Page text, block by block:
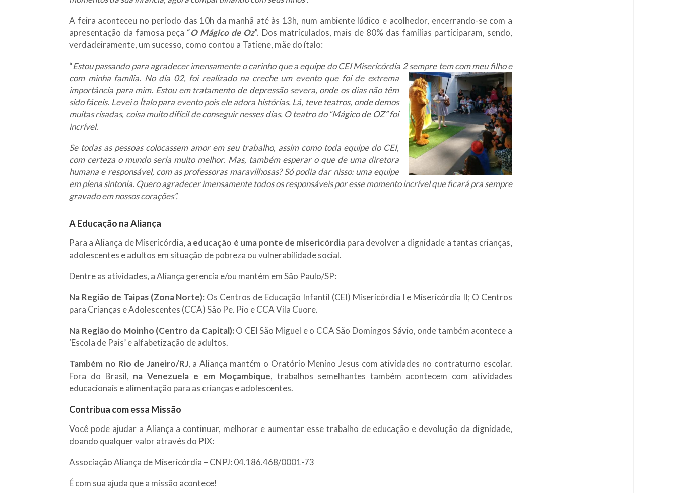
A feira aconteceu no período das 10h da manhã até às 13h, num ambiente lúdico e acolhedor, encerrando-se com a
apresentação da famosa peça “O Mágico de Oz”. Dos matriculados, mais de 80% das famílias participaram, sendo,
verdadeiramente, um sucesso, como contou a Tatiene, mãe do ítalo:
“Estou passando para agradecer imensamente o carinho que a equipe do CEI Misericórdia 2 sempre tem com meu filho e
com minhafamília. No dia 02, foi realizado na creche um evento que foi de extrema
importância para mim. Estou em tratamento de depressão severa, onde os dias não têm
sido fáceis. Levei o Ítalo para evento pois ele adora histórias. Lá, teve teatros, onde demos
muitas risadas, coisa muito difícil de conseguir nesses dias. O teatro do “Mágico de OZ” foi
incrível.
Se todas as pessoas colocassem amor em seu trabalho, assim como toda equipe do CEI,
com certeza o mundo seria muito melhor. Mas, também esperar o que de uma diretora
humana e responsável, com as professoras maravilhosas? Só podia dar nisso: uma equipe
em plena sintonia. Quero agradecer imensamente todos os responsáveis por esse momento incrível que ficará pra sempre
gravado em nossos corações”.
A Educação na Aliança
Para a Aliança de Misericórdia, a educação é uma ponte de misericórdia para devolver a dignidade a tantas crianças,
adolescentes e adultos em situação de pobreza ou vulnerabilidade social.
Dentre as atividades, a Aliança gerencia e/ou mantém em São Paulo/SP:
Na Região de Taipas (Zona Norte): Os Centros de Educação Infantil (CEI) Misericórdia I e Misericórdia II; O Centros
para Crianças e Adolescentes (CCA) São Pe. Pio e CCA Vila Cuore.
Na Região do Moinho (Centro da Capital): O CEI São Miguel e o CCA São Domingos Sávio, onde também acontece a
‘Escola de Pais’ e alfabetização de adultos.
Também no Rio de Janeiro/RJ, a Aliança mantém o Oratório Menino Jesus com atividades no contraturno escolar.
Fora do Brasil, na Venezuela e em Moçambique, trabalhos semelhantes também acontecem com atividades
educacionais e alimentação para as crianças e adolescentes.
Contribua com essa Missão
Você pode ajudar a Aliança a continuar, melhorar e aumentar esse trabalho de educação e devolução da dignidade,
doando qualquer valor através do PIX:
Associação Aliança de Misericórdia – CNPJ: 04.186.468/0001-73
É com sua ajuda que a missão acontece!